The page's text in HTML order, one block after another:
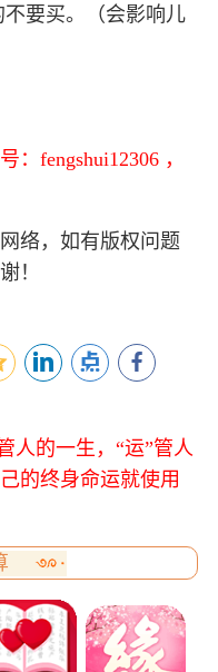
要买。（会影响儿
fengshui12306 ，
络，如有版权问题
！
人的一生，“运”管人
的终身命运就使用